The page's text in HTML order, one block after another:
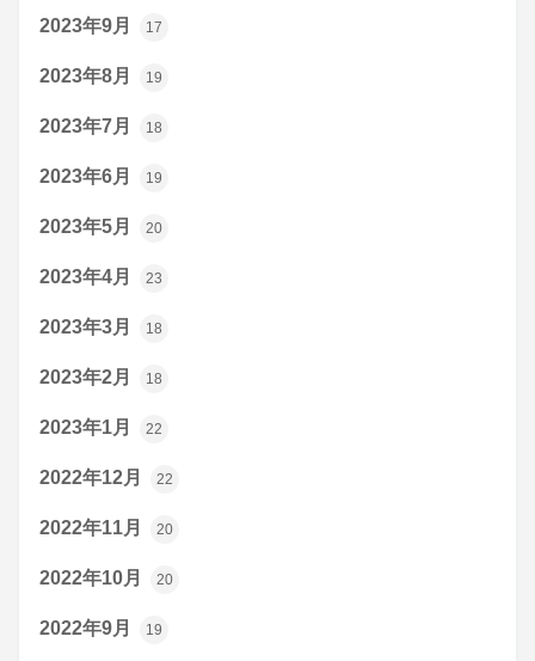
2023年9月 17
2023年8月 19
2023年7月 18
2023年6月 19
2023年5月 20
2023年4月 23
2023年3月 18
2023年2月 18
2023年1月 22
2022年12月 22
2022年11月 20
2022年10月 20
2022年9月 19